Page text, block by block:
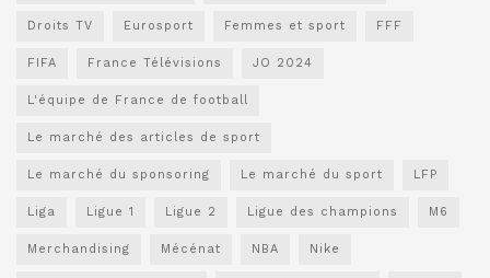
Droits TV Eurosport Femmes et sport FFF
FIFA France Télévisions JO 2024
L'équipe de France de football
Le marché des articles de sport
Le marché du sponsoring Le marché du sport LFP
Liga Ligue 1 Ligue 2 Ligue des champions M6
Merchandising Mécénat NBA Nike